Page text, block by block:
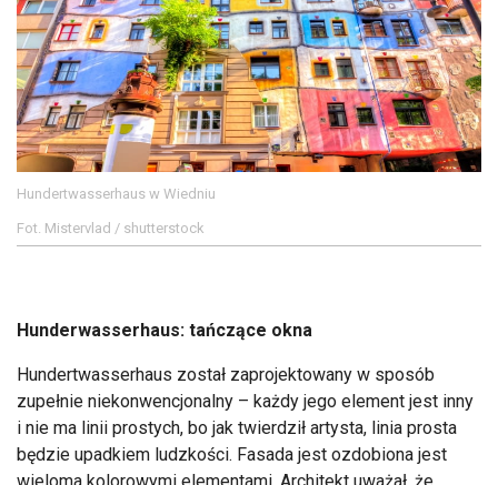
Hundertwasserhaus w Wiedniu
Fot. Mistervlad / shutterstock
Hunderwasserhaus: tańczące okna
Hundertwasserhaus został zaprojektowany w sposób
zupełnie niekonwencjonalny – każdy jego element jest inny
i nie ma linii prostych, bo jak twierdził artysta, linia prosta
będzie upadkiem ludzkości. Fasada jest ozdobiona jest